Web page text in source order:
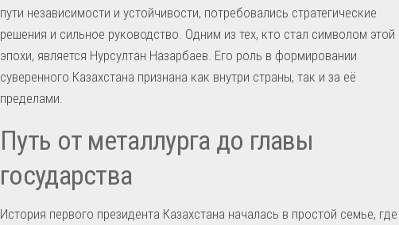
пути независимости и устойчивости, потребовались стратегические
решения и сильное руководство. Одним из тех, кто стал символом этой
эпохи, является Нурсултан Назарбаев. Его роль в формировании
суверенного Казахстана признана как внутри страны, так и за её
пределами.
Путь от металлурга до главы
государства
История первого президента Казахстана началась в простой семье, где